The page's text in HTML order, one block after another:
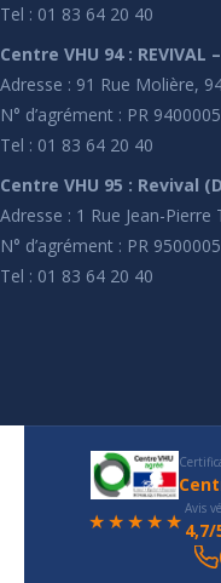
Tel : 01 83 64 20 40
Centre VHU 94 :
Adresse : 91 Rue Molière,
N° d’agrément : PR
Tel : 01 83 64 20 40
Centre VHU 95 : Revival
Adresse : 1 Rue Jean-
N° d’agrément : PR
Tel : 01 83 64 20 40
★★★★★ Avis
4,7/